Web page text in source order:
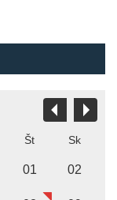
Št Sk
01 02